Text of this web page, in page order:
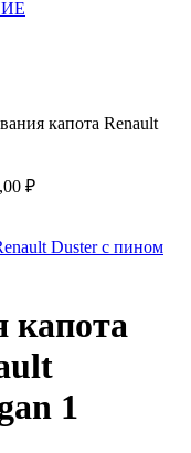
капота Renault
₽
Duster с пином
капота
1